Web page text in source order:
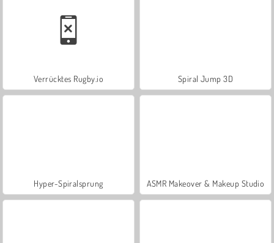
Verrücktes Rugby.io Spiral Jump 3D
Hyper-Spiralsprung ASMR Makeover & Makeup Studio